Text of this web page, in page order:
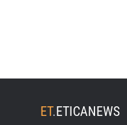
ET.ETICANEWS